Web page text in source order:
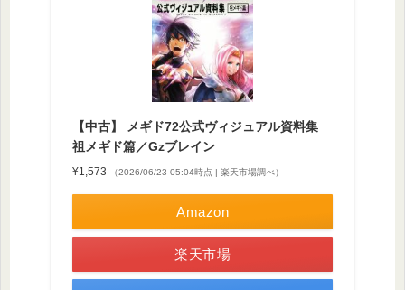
【中古】 メギド72公式ヴィジュアル資料集
祖メギド篇／Gzブレイン
¥1,573 （2026/06/23 05:04時点 | 楽天市場調べ）
Amazon
楽天市場